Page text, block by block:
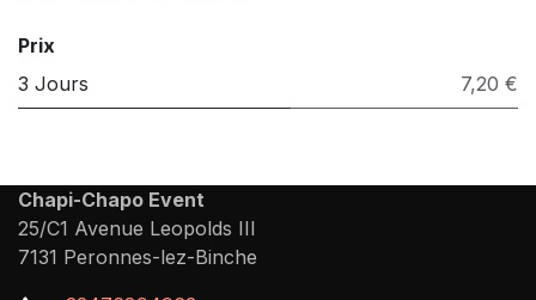
Prix
3 Jours
7,20 €
Chapi-Chapo Event
25/C1 Avenue Leopolds III
7131 Peronnes-lez-Binche